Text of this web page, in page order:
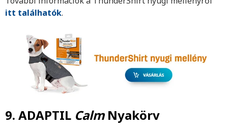
itt találhatók.
9. ADAPTIL CalmNyakörv